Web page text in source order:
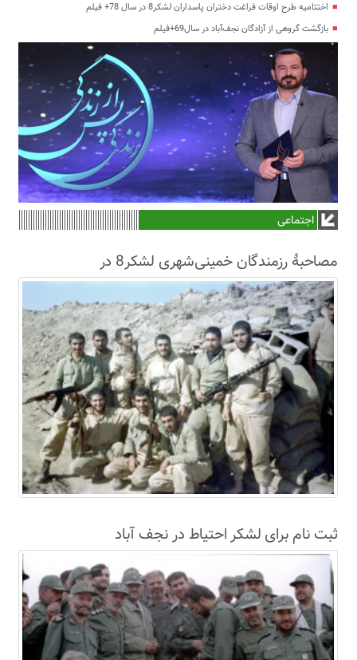
اختتامیه طرح اوقات فراغت دختران پاسداران لشکر8 در سال 78+ فیلم
بازگشت گروهی از آزادگان نجف‌آباد در سال69+فیلم
اجتماعی
مصاحبۀ رزمندگان خمینی‌شهری لشکر8 در
سال63+فیلم
ثبت نام برای لشکر احتیاط در نجف آباد